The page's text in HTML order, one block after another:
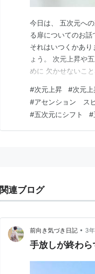
今日は、 五次元へ
る扉についてのお話
それはいつくかあ
ょう。 次元上昇や
めに 欠かせないこ
意識を向けると、
のように柔らかく
#次元上昇 #次元
#アセンション ス
#五次元にシフト #
関連ブログ
前向き気づき日記 • 3
手放しが終わ